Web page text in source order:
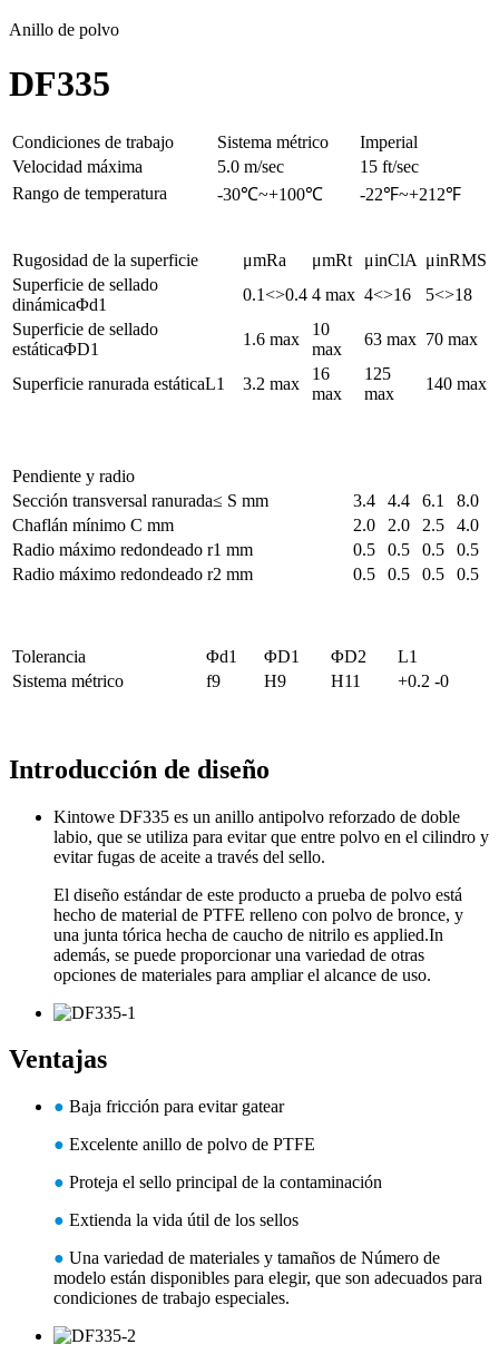
Anillo de polvo
DF335
Condiciones de trabajo Sistema métrico
Imperial
Velocidad máxima
5.0 m/sec
15 ft/sec
Rango de temperatura
-30℃~+100℃ -22℉~+212℉
Rugosidad de la superficie μmRa μmRt μinClA μinRMS
Superficie de sellado
dinámicaΦd1
0.1<>0.4 4 max 4<>16
5<>18
Superficie de sellado
estáticaΦD1
1.6 max
10
max
63 max 70 max
Superficie ranurada estáticaL1 3.2 max
16
max
125
max
140 max
Pendiente y radio
Sección transversal ranurada≤ S mm
3.4 4.4 6.1
8.0
Chaflán mínimo C mm
2.0 2.0 2.5
4.0
Radio máximo redondeado r1 mm
0.5 0.5 0.5
0.5
Radio máximo redondeado r2 mm
0.5 0.5 0.5 0.5
Tolerancia Φd1 ΦD1 ΦD2
L1
Sistema métrico
f9 H9 H11 +0.2 -0
Introducción de diseño
Kintowe DF335 es un anillo antipolvo reforzado de doble
labio, que se utiliza para evitar que entre polvo en el cilindro y
evitar fugas de aceite a través del sello.
El diseño estándar de este producto a prueba de polvo está
hecho de material de PTFE relleno con polvo de bronce, y
una junta tórica hecha de caucho de nitrilo es applied.In
además, se puede proporcionar una variedad de otras
opciones de materiales para ampliar el alcance de uso.
Ventajas
● Baja fricción para evitar gatear
● Excelente anillo de polvo de PTFE
● Proteja el sello principal de la contaminación
● Extienda la vida útil de los sellos
● Una variedad de materiales y tamaños de Número de
modelo están disponibles para elegir, que son adecuados para
condiciones de trabajo especiales.